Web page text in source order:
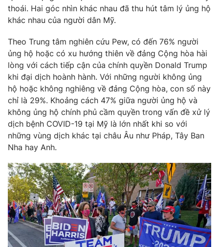
thoái. Hai góc nhìn khác nhau đã thu hút tâm lý ủng hộ
khác nhau của người dân Mỹ.
Theo Trung tâm nghiên cứu Pew, có đến 76% người
ủng hộ hoặc có xu hướng thiên về đảng Cộng hòa hài
lòng với cách tiếp cận của chính quyền Donald Trump
khi đại dịch hoành hành. Với những người không ủng
hộ hoặc không nghiêng về đảng Cộng hòa, con số này
chỉ là 29%. Khoảng cách 47% giữa người ủng hộ và
không ủng hộ chính phủ cầm quyền trong vấn đề xử lý
dịch bệnh COVID-19 tại Mỹ là lớn nhất khi so với
những vùng dịch khác tại châu Âu như Pháp, Tây Ban
Nha hay Anh.